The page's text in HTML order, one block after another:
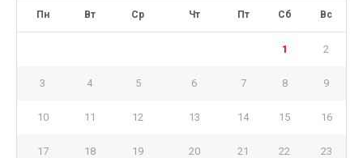
Пн Вт Ср Чт Пт Сб Вс
1 2
3 4 5 6 7 8 9
10 11 12 13 14 15 16
17 18 19 20 21 22 23